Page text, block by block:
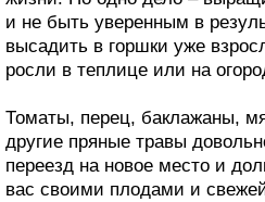
и не быть уверенным в
высадить в горшки уже
росли в теплице или на
Томаты, перец, баклажаны,
другие пряные травы
переезд на новое место и
вас своими плодами и